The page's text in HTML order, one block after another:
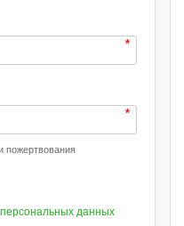
персональных данных